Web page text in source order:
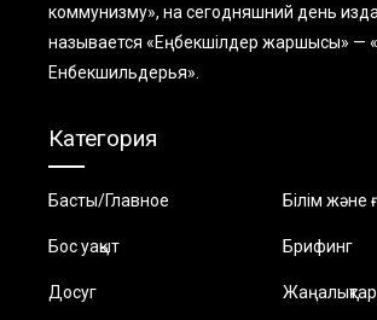
коммунизму», на сегодняшний день
называется «Еңбекшiлдер жаршысы» —
Енбекшильдерья».
Категория
Басты/Главное Білім және
Бос уақыт Брифинг
Досуг